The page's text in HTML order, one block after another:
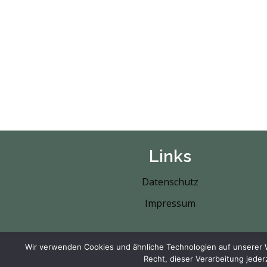
Links
Datenschutz
Impressum
Copyright ©
Wir verwenden Cookies und ähnliche Technologien auf
Recht, dieser Verarbeitung